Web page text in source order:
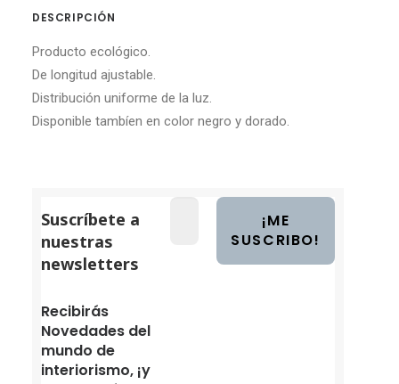
DESCRIPCIÓN
Producto ecológico.
De longitud ajustable.
Distribución uniforme de la luz.
Disponible tambíen en color negro y dorado.
Suscríbete a
nuestras
newsletters
Recibirás
Novedades del
mundo de
interiorismo, ¡y